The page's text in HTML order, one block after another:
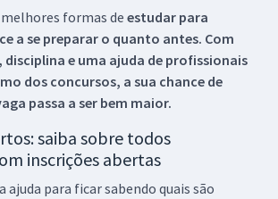
melhores formas de estudar para
a se preparar o quanto antes. Com
e uma ajuda de profissionais
dos concursos, a sua chance de
passa a ser bem maior.
saiba sobre todos
inscrições abertas
ajuda para ficar sabendo quais são